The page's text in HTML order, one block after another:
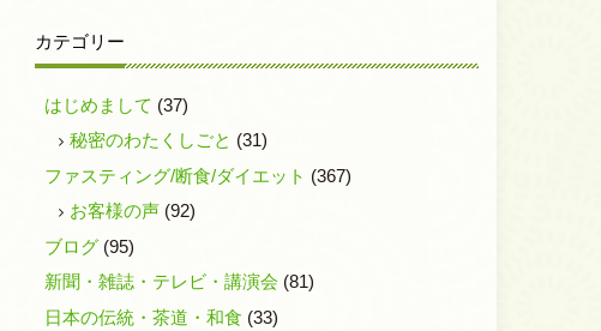
カテゴリー
はじめまして (37)
秘密のわたくしごと (31)
ファスティング/断食/ダイエット (367)
お客様の声(92)
ブログ(95)
新聞・雑誌・テレビ・講演会 (81)
日本の伝統・茶道・和食 (33)